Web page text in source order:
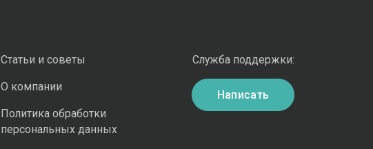
Статьи и советы
О компании
Политика обработки
персональных данных
Служба поддержки:
Написать